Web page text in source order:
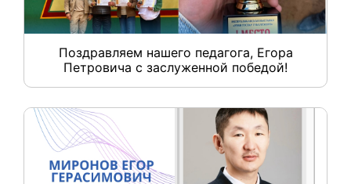
Поздравляем нашего педагога, Егора
Петровича с заслуженной победой!